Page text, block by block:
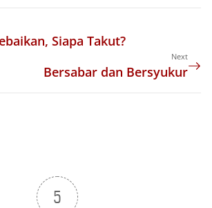
Siapa Takut?
Next
Bersabar dan Bersyukur
5